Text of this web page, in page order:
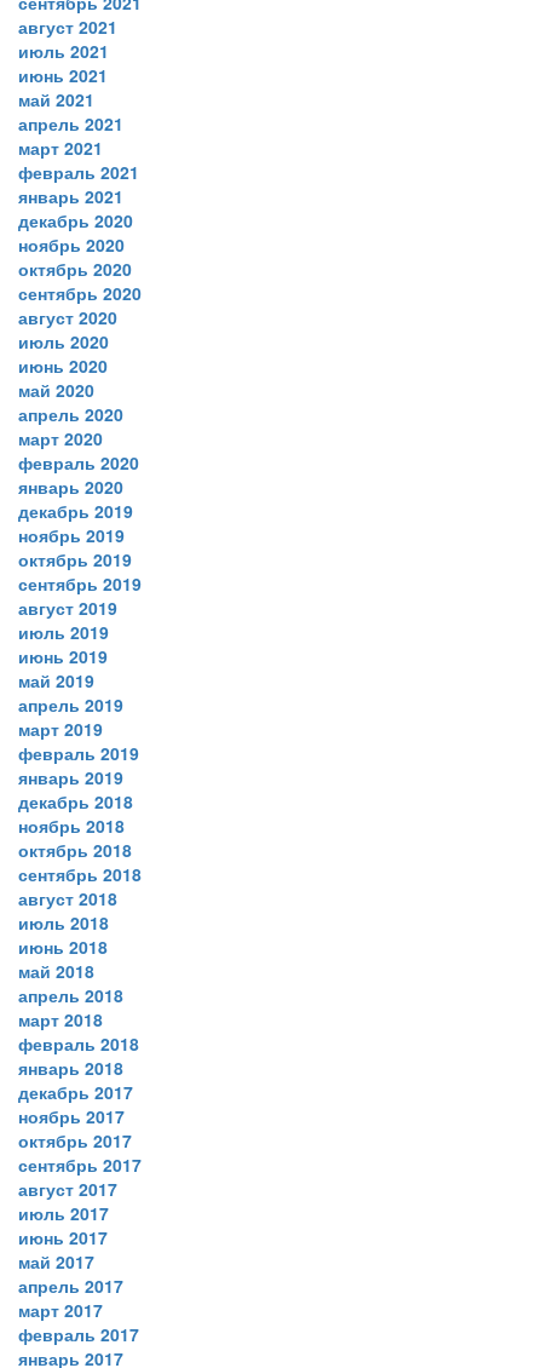
август 2021
июль 2021
июнь 2021
май 2021
апрель 2021
март 2021
февраль 2021
январь 2021
декабрь 2020
ноябрь 2020
октябрь 2020
сентябрь 2020
август 2020
июль 2020
июнь 2020
май 2020
апрель 2020
март 2020
февраль 2020
январь 2020
декабрь 2019
ноябрь 2019
октябрь 2019
сентябрь 2019
август 2019
июль 2019
июнь 2019
май 2019
апрель 2019
март 2019
февраль 2019
январь 2019
декабрь 2018
ноябрь 2018
октябрь 2018
сентябрь 2018
август 2018
июль 2018
июнь 2018
май 2018
апрель 2018
март 2018
февраль 2018
январь 2018
декабрь 2017
ноябрь 2017
октябрь 2017
сентябрь 2017
август 2017
июль 2017
июнь 2017
май 2017
апрель 2017
март 2017
февраль 2017
январь 2017